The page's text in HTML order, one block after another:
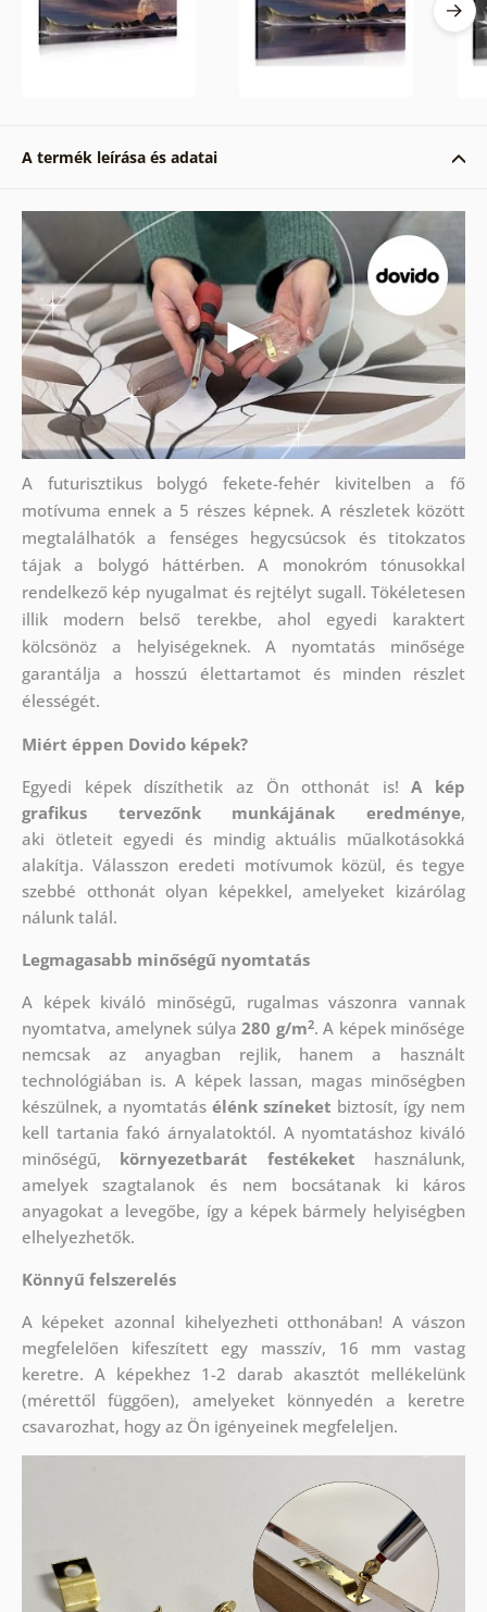
A termék leírása és adatai
A futurisztikus bolygó fekete-fehér kivitelben a fő
motívuma ennek a 5 részes képnek. A részletek között
megtalálhatók a fenséges hegycsúcsok és titokzatos
tájak a bolygó háttérben. A monokróm tónusokkal
rendelkező kép nyugalmat és rejtélyt sugall. Tökéletesen
illik modern belső terekbe, ahol egyedi karaktert
kölcsönöz a helyiségeknek. A nyomtatás minősége
garantálja a hosszú élettartamot és minden részlet
élességét.
Miért éppen Dovido képek?
Egyedi képek díszíthetik az Ön otthonát is!A kép
grafikus tervezőnk munkájának eredménye,
aki ötleteit egyedi és mindig aktuális műalkotásokká
alakítja. Válasszon eredeti motívumok közül, és tegye
szebbé otthonát olyan képekkel, amelyeket kizárólag
nálunk talál.
Legmagasabb minőségű nyomtatás
A képek kiváló minőségű, rugalmas vászonra vannak
nyomtatva, amelynek súlya280 g/m2. A képek minősége
nemcsak az anyagban rejlik, hanem a használt
technológiában is. A képek lassan, magas minőségben
készülnek, a nyomtatás élénk színeket biztosít, így nem
kell tartania fakó árnyalatoktól. A nyomtatáshoz kiváló
minőségű, környezetbarát festékeket használunk,
amelyek szagtalanok és nem bocsátanak ki káros
anyagokat a levegőbe, így a képek bármely helyiségben
elhelyezhetők.
Könnyű felszerelés
A képeket azonnal kihelyezheti otthonában! A vászon
megfelelően kifeszített egy masszív, 16 mm vastag
keretre. A képekhez 1-2 darab akasztót mellékelünk
(mérettől függően), amelyeket könnyedén a keretre
csavarozhat, hogy az Ön igényeinek megfeleljen.